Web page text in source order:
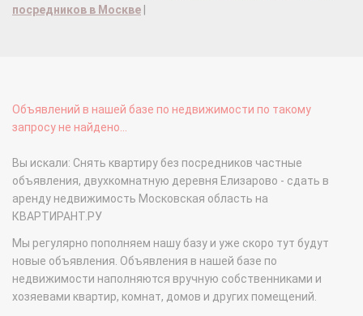
посредников в Москве
Объявлений в нашей базе по недвижимости по такому
запросу не найдено...
Вы искали: Снять квартиру без посредников частные
объявления, двухкомнатную деревня Елизарово - сдать в
аренду недвижимость Московская область на
КВАРТИРАНТ.РУ
Мы регулярно пополняем нашу базу и уже скоро тут будут
новые объявления. Объявления в нашей базе по
недвижимости наполняются вручную собственниками и
хозяевами квартир, комнат, домов и других помещений.